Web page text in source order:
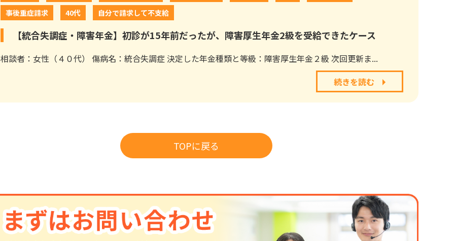
事後重症請求
40代 自分で請求して不支給
【統合失調症・障害年金】初診が15年前だったが、障害厚生年金2級を受給できたケース
相談者：女性（４０代） 傷病名：統合失調症 決定した年金種類と等級：障害厚生年金２級 次回更新ま...
続きを読む
TOPに戻る